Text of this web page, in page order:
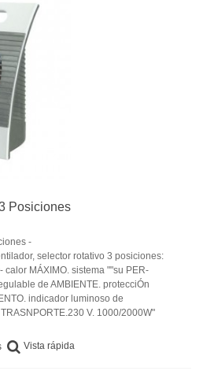
Posiciones
-
selector rotativo 3 posiciones:
calor MÁXIMO. sistema ""su PER-
de AMBIENTE. protecciÓn
indicador luminoso de
V. 1000/2000W"
Vista rápida